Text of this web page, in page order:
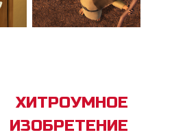
ХИТРОУМНОЕ
ИЗОБРЕТЕНИЕ